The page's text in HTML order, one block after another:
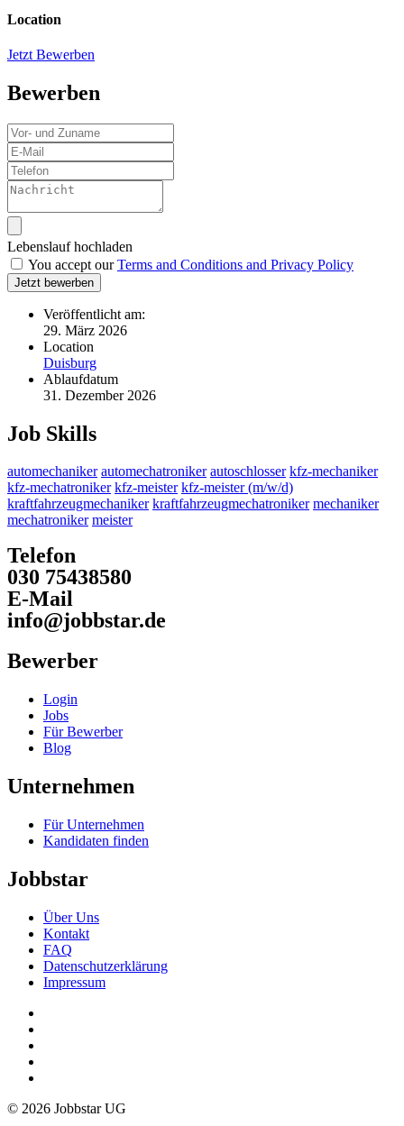
Location
Jetzt Bewerben
Bewerben
Lebenslauf hochladen
You accept ourTerms and Conditions and Privacy Policy
Jetzt bewerben
Veröffentlicht am:
29. März 2026
Location
Duisburg
Ablaufdatum
31. Dezember 2026
Job Skills
automechaniker automechatroniker autoschlosser kfz-mechaniker
kfz-mechatroniker kfz-meister kfz-meister (m/w/d)
kraftfahrzeugmechaniker kraftfahrzeugmechatroniker mechaniker
mechatroniker meister
Telefon
030 75438580
E-Mail
info@jobbstar.de
Bewerber
Login
Jobs
Für Bewerber
Blog
Unternehmen
Für Unternehmen
Kandidaten finden
Jobbstar
Über Uns
Kontakt
FAQ
Datenschutzerklärung
Impressum
© 2026 Jobbstar UG